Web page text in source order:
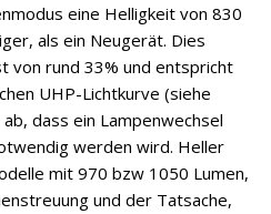
eine Helligkeit von 830
als ein Neugerät. Dies
von rund 33% und entspricht
UHP-Lichtkurve (siehe
dass ein Lampenwechsel
werden wird. Heller
mit 970 bzw 1050 Lumen,
und der Tatsache,